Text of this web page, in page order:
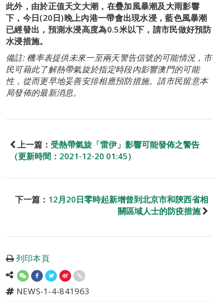
此外，由於正值天文大潮，在疊加風暴潮及大雨影響
下，今日(20日)晚上內港一帶會出現水浸，藍色風暴潮
已經發出，預測水浸高度為0.5米以下，請市民做好預防
水浸措施。
備註: 機率表提供未來一至兩天警告信號的可能情況，市
民可藉此了解熱帶氣旋於指定時段內影響澳門的可能
性，從而更早地妥善安排相應預防措施。請市民留意本
局發佈的最新消息。
上一篇： 受熱帶氣旋「雷伊」影響可能發佈之警告
（更新時間：2021-12-20 01:45）
下一篇： 12月20日零時起新增曾到北京市和陝西省相
關區域人士的防疫措施
列印本頁
NEWS-1-4-841963